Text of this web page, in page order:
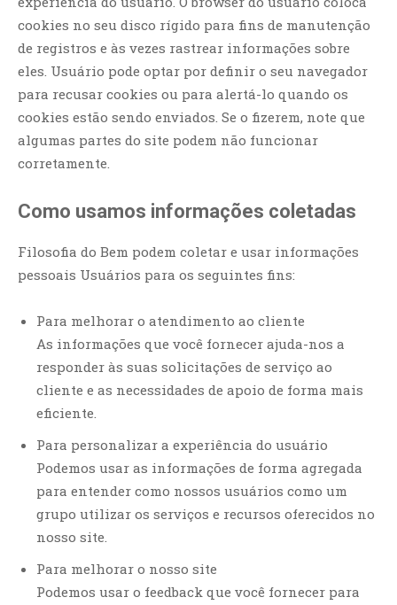
cookies no seu disco rígido para fins de manutenção
de registros e às vezes rastrear informações sobre
eles. Usuário pode optar por definir o seu navegador
para recusar cookies ou para alertá-lo quando os
cookies estão sendo enviados. Se o fizerem, note que
algumas partes do site podem não funcionar
corretamente.
Como usamos informações coletadas
Filosofia do Bem podem coletar e usar informações
pessoais Usuários para os seguintes fins:
Para melhorar o atendimento ao cliente
As informações que você fornecer ajuda-nos a
responder às suas solicitações de serviço ao
cliente e as necessidades de apoio de forma mais
eficiente.
Para personalizar a experiência do usuário
Podemos usar as informações de forma agregada
para entender como nossos usuários como um
grupo utilizar os serviços e recursos oferecidos no
nosso site.
Para melhorar o nosso site
Podemos usar o feedback que você fornecer para